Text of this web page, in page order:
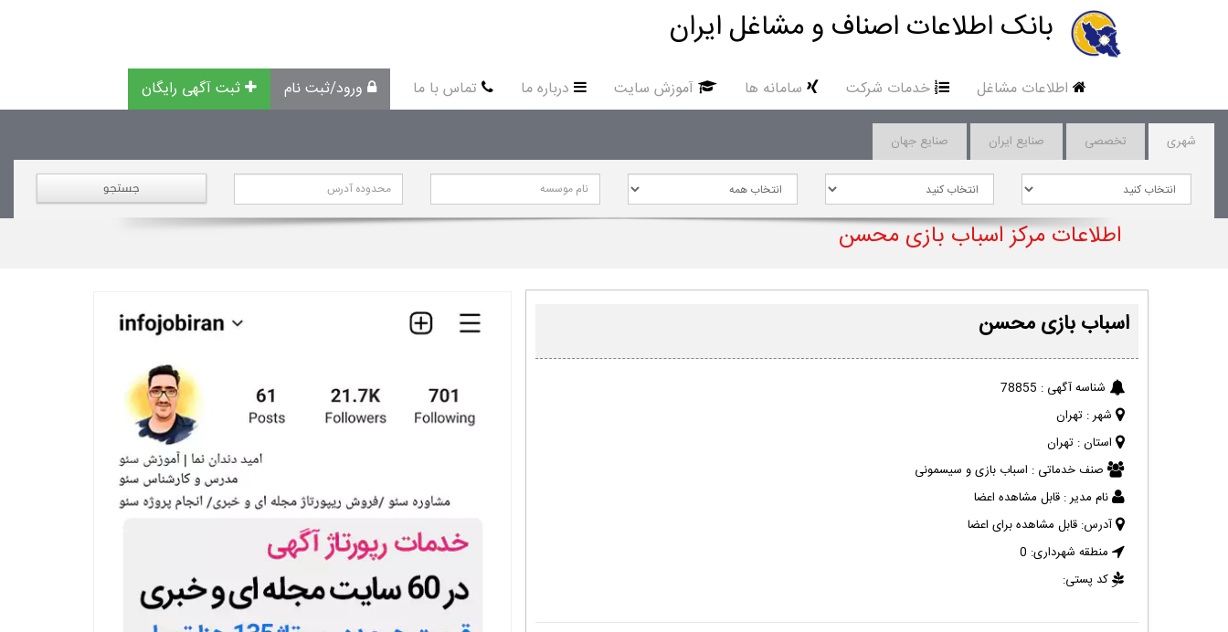
بانک اطلاعات اصناف و مشاغل ایران
اطلاعات مشاغل خدمات شرکت سامانه ها آموزش سایت درباره ما تماس با ما ورود/ثبت نام ثبت آگهی رایگان
شهری تخصصی صنایع ایران صنایع جهان
جستجو
اطلاعات مرکز اسباب بازی محسن
اسباب بازی محسن
شناسه آگهی : 78855
شهر : تهران
استان : تهران
صنف خدماتی : اسباب بازی و سیسمونی
نام مدیر : قابل مشاهده اعضا
آدرس: قابل مشاهده برای اعضا
منطقه شهرداری: 0
کد پستی: